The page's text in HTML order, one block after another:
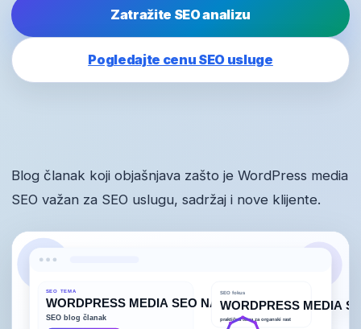
Zatražite SEO analizu
Pogledajte cenu SEO usluge
Blog članak koji objašnjava zašto je WordPress media
SEO važan za SEO uslugu, sadržaj i nove klijente.